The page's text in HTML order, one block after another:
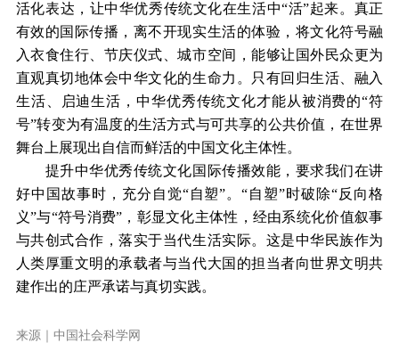
活化表达，让中华优秀传统文化在生活中“活”起来。真正
有效的国际传播，离不开现实生活的体验，将文化符号融
入衣食住行、节庆仪式、城市空间，能够让国外民众更为
直观真切地体会中华文化的生命力。只有回归生活、融入
生活、启迪生活，中华优秀传统文化才能从被消费的“符
号”转变为有温度的生活方式与可共享的公共价值，在世界
舞台上展现出自信而鲜活的中国文化主体性。
提升中华优秀传统文化国际传播效能，要求我们在讲
好中国故事时，充分自觉“自塑”。“自塑”时破除“反向格
义”与“符号消费”，彰显文化主体性，经由系统化价值叙事
与共创式合作，落实于当代生活实际。这是中华民族作为
人类厚重文明的承载者与当代大国的担当者向世界文明共
建作出的庄严承诺与真切实践。
来源｜中国社会科学网